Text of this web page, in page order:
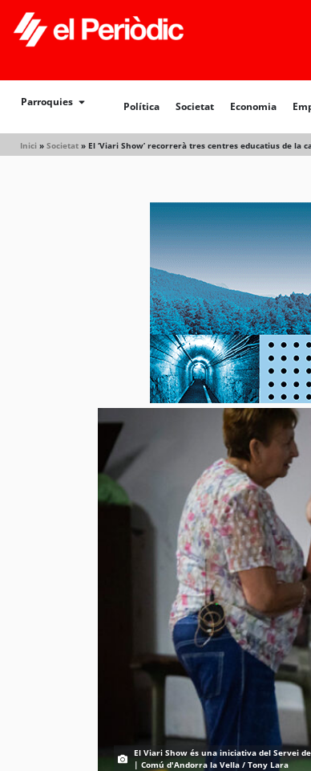
Parroquies Política Societat Economia
Inici » Societat » El ‘Viari Show’ recorrerà tres centres educatius de
Política Societat
El Viari Show és una iniciativa del Servei
| Comú d'Andorra la Vella / Tony Lara